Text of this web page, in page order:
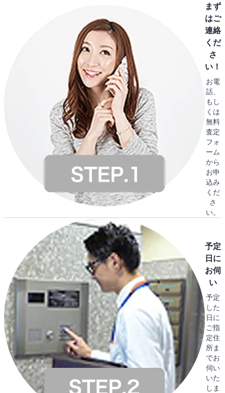
まず
はご
連絡
くだ
さ
い！
お電
話、
もし
くは
無料
査定
フォ
ーム
から
お申
込み
くだ
さ
い。
予定
日に
お伺
い
予定
した
日に
ご指
定住
所ま
でお
伺い
いた
しま